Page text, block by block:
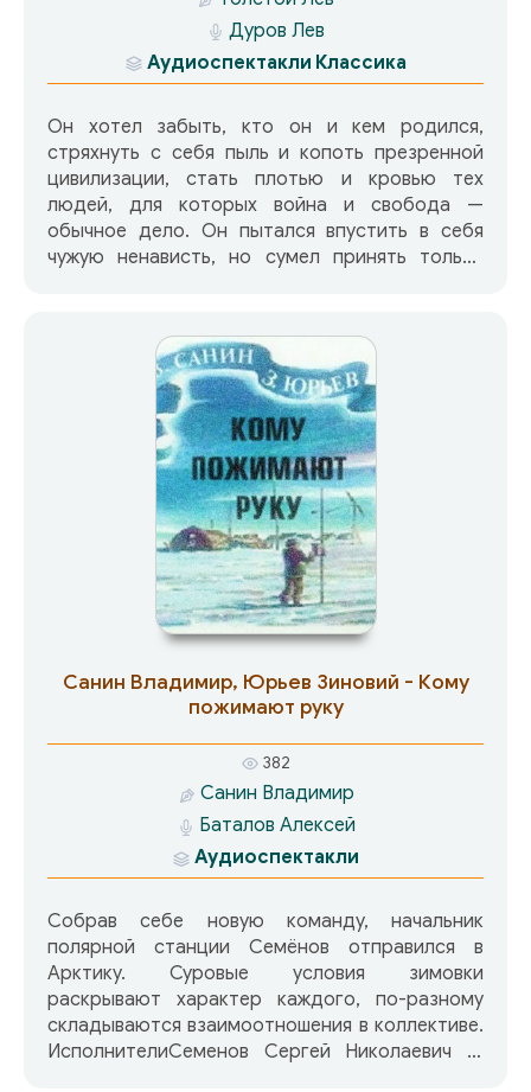
Дуров Лев
Аудиоспектакли Классика
Он хотел забыть, кто он и кем родился,
стряхнуть с себя пыль и копоть презренной
цивилизации, стать плотью и кровью тех
людей, для которых война и свобода —
обычное дело. Он пытался впустить в себя
чужую ненависть, но сумел принять только
которая никогда не поймет задушевных
интересов моей жизни? Если бы я мог
сделаться казаком, Лукашкой, красть табуны,
напиваться чихирю, заливаться песнями,
убивать людей и пьяным залезать к ней в
окно… тогда бы мы могли понять друг друга».
«Казаки» — это блистательная анатомия
самой отчаянной страсти на свете — страсти
к настоящей жизни.
Санин Владимир, Юрьев Зиновий - Кому
пожимают руку
382
Санин Владимир
Баталов Алексей
Аудиоспектакли
Собрав себе новую команду, начальник
полярной станции Семёнов отправился в
Арктику. Суровые условия зимовки
раскрывают характер каждого, по-разному
складываются взаимоотношения в коллективе.
ИсполнителиСеменов Сергей Николаевич —